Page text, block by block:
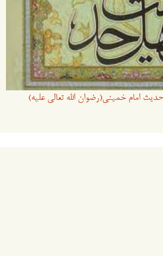
امام خمینی(رضوان الله تعالی علیه)